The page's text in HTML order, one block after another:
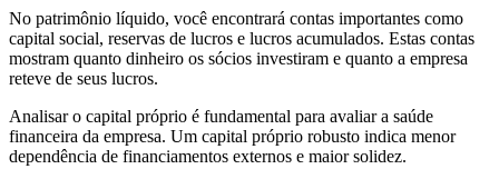
No patrimônio líquido, você encontrará contas importantes como
capital social, reservas de lucros e lucros acumulados. Estas contas
mostram quanto dinheiro os sócios investiram e quanto a empresa
reteve de seus lucros.
Analisar o capital próprio é fundamental para avaliar a saúde
financeira da empresa. Um capital próprio robusto indica menor
dependência de financiamentos externos e maior solidez.